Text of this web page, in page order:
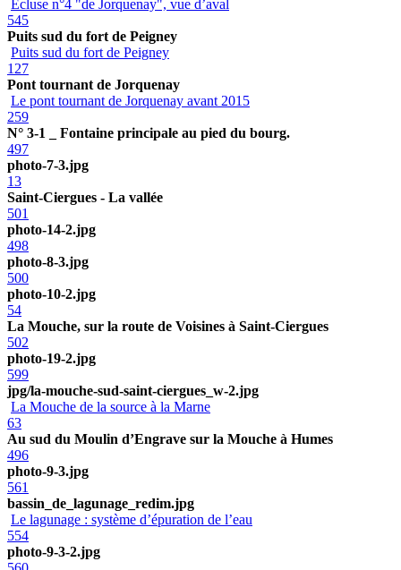
Ecluse n°4 "de Jorquenay", vue d’aval
545
Puits sud du fort de Peigney
Puits sud du fort de Peigney
127
Pont tournant de Jorquenay
Le pont tournant de Jorquenay avant 2015
259
N° 3-1 _ Fontaine principale au pied du bourg.
497
photo-7-3.jpg
13
Saint-Ciergues - La vallée
501
photo-14-2.jpg
498
photo-8-3.jpg
500
photo-10-2.jpg
54
La Mouche, sur la route de Voisines à Saint-Ciergues
502
photo-19-2.jpg
599
jpg/la-mouche-sud-saint-ciergues_w-2.jpg
La Mouche de la source à la Marne
63
Au sud du Moulin d’Engrave sur la Mouche à Humes
496
photo-9-3.jpg
561
bassin_de_lagunage_redim.jpg
Le lagunage : système d’épuration de l’eau
554
photo-9-3-2.jpg